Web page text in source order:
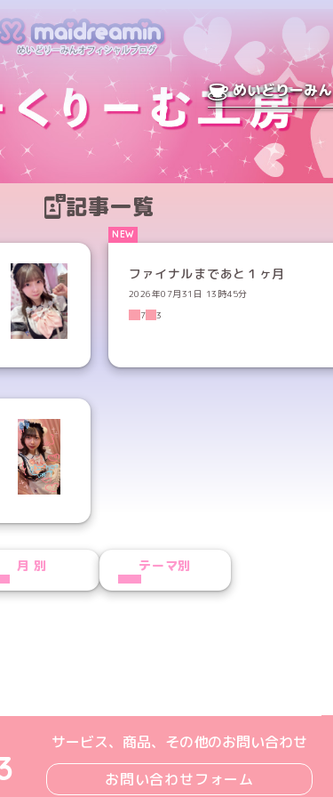
めいどりーみん
記事一覧
ファイナルまであと１ヶ月
2026年07月31日 13時45分
7
3
月別 テーマ別
ーみんTikTok公式アカウント
いどりーみんX公式アカウント
めいどりーみんInstagram公式アカウント
めいどりーみんFacebook公式アカウント
めいどりーみんYouTube公式アカウント
サービス、商品、その他のお問い合わせ
お問い合わせフォーム